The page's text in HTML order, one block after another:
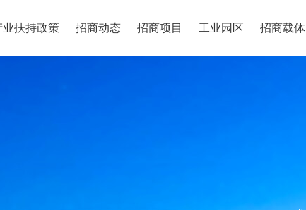
业扶持政策 招商动态 招商项目 工业园区 招商载体